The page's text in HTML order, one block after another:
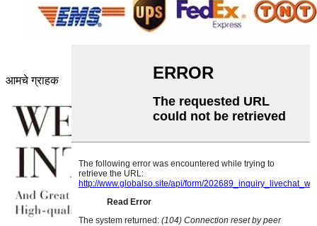
आमचे ग्राहक